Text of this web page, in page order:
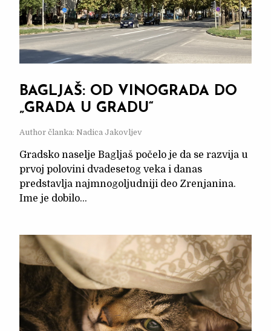
BAGLJAŠ: OD VINOGRADA DO
„GRADA U GRADU“
Author članka: Nadica Jakovljev
Gradsko naselje Bagljaš počelo je da se razvija u
prvoj polovini dvadesetog veka i danas
predstavlja najmnogoljudniji deo Zrenjanina.
Ime je dobilo...